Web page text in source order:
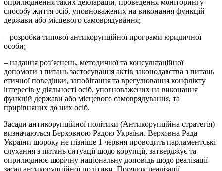
оприлюднення таких декларацій, проведення моніторингу
способу життя осіб, уповноважених на виконання функцій
держави або місцевого самоврядування;
– розробка типової антикорупційної програми юридичної
особи;
– надання роз’яснень, методичної та консультаційної
допомоги з питань застосування актів законодавства з питань
етичної поведінки, запобігання та врегулювання конфлікту
інтересів у діяльності осіб, уповноважених на виконання
функцій держави або місцевого самоврядування, та
прирівняних до них осіб.
Засади антикорупційної політики (Антикорупційна стратегія)
визначаються Верховною Радою України. Верховна Рада
України щороку не пізніше 1 червня проводить парламентські
слухання з питань ситуації щодо корупції, затверджує та
оприлюднює щорічну національну доповідь щодо реалізації
засад антикорупційної політики. Порядок реалізації